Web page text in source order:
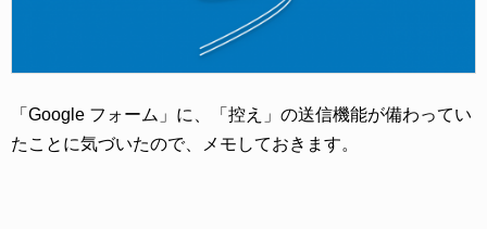
「Google フォーム」に、「控え」の送信機能が備わってい
たことに気づいたので、メモしておきます。